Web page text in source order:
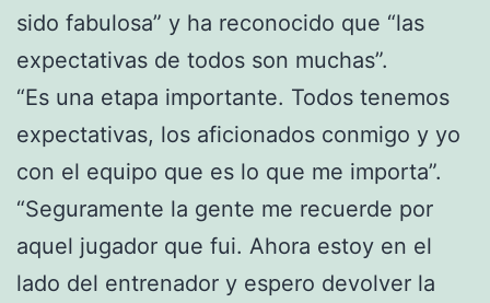
sido fabulosa” y ha reconocido que “las
expectativas de todos son muchas”.
“Es una etapa importante. Todos tenemos
expectativas, los aficionados conmigo y yo
con el equipo que es lo que me importa”.
“Seguramente la gente me recuerde por
aquel jugador que fui. Ahora estoy en el
lado del entrenador y espero devolver la